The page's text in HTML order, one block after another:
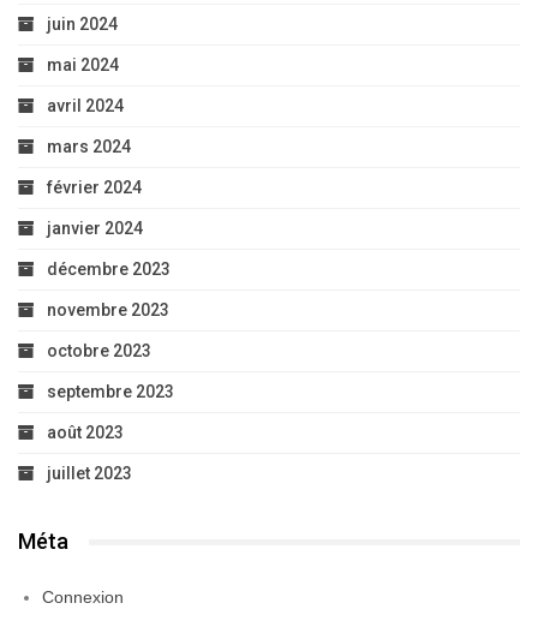
juin 2024
mai 2024
avril 2024
mars 2024
février 2024
janvier 2024
décembre 2023
novembre 2023
octobre 2023
septembre 2023
août 2023
juillet 2023
Méta
Connexion